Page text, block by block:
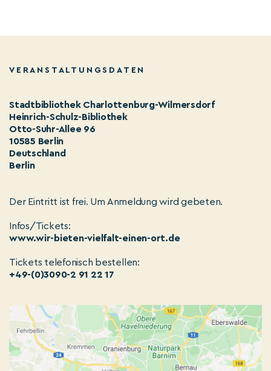
VERANSTALTUNGSDATEN
Stadtbibliothek Charlottenburg-Wilmersdorf
Heinrich-Schulz-Bibliothek
Otto-Suhr-Allee 96
10585 Berlin
Deutschland
Berlin
Der Eintritt ist frei. Um Anmeldung wird gebeten.
Infos/Tickets:
www.wir-bieten-vielfalt-einen-ort.de
Tickets telefonisch bestellen:
+49-(0)3090-2 91 22 17